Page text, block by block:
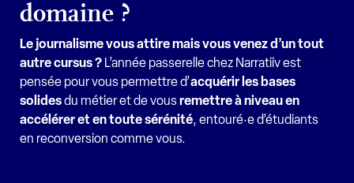
domaine ?
Le journalisme vous attire mais vous venez d’un tout
autre cursus ? L’année passerelle chez Narratiiv est
pensée pour vous permettre d’acquérir les bases
solidesdu métier et de vousremettre à niveau en
accélérer et en toute sérénité, entouré·e d’étudiants
en reconversion comme vous.